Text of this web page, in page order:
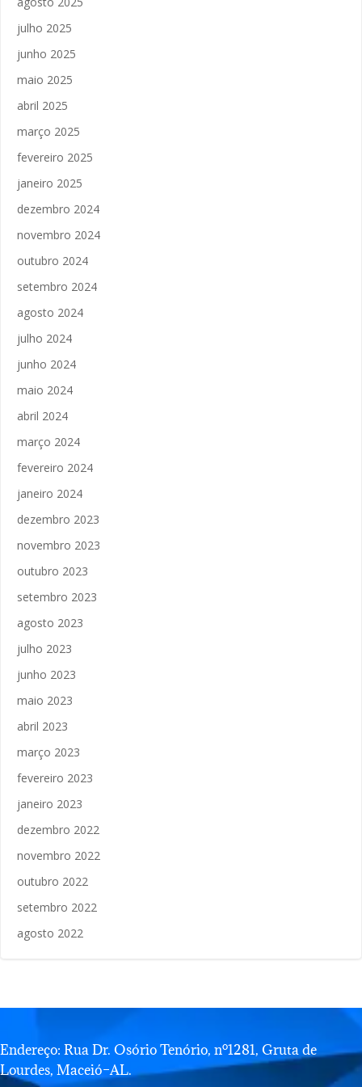
julho 2025
junho 2025
maio 2025
abril 2025
março 2025
fevereiro 2025
janeiro 2025
dezembro 2024
novembro 2024
outubro 2024
setembro 2024
agosto 2024
julho 2024
junho 2024
maio 2024
abril 2024
março 2024
fevereiro 2024
janeiro 2024
dezembro 2023
novembro 2023
outubro 2023
setembro 2023
agosto 2023
julho 2023
junho 2023
maio 2023
abril 2023
março 2023
fevereiro 2023
janeiro 2023
dezembro 2022
novembro 2022
outubro 2022
setembro 2022
agosto 2022
Endereço: Rua Dr. Osório Tenório, nº1281, Gruta de
Lourdes, Maceió–AL.